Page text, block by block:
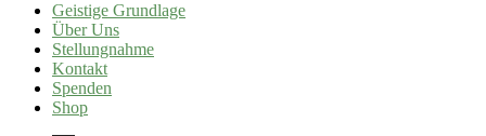
Geistige Grundlage
Über Uns
Stellungnahme
Kontakt
Spenden
Shop